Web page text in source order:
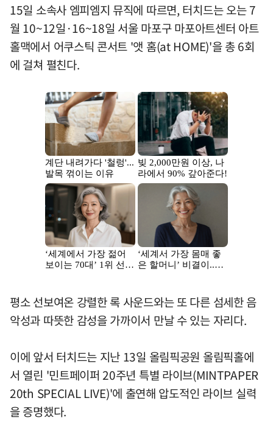
15일 소속사 엠피엠지 뮤직에 따르면, 터치드는 오는 7
월 10~12일·16~18일 서울 마포구 마포아트센터 아트
홀맥에서 어쿠스틱 콘서트 '앳 홈(at HOME)'을 총 6회
에 걸쳐 펼친다.
평소 선보여온 강렬한 록 사운드와는 또 다른 섬세한 음
악성과 따뜻한 감성을 가까이서 만날 수 있는 자리다.
이에 앞서 터치드는 지난 13일 올림픽공원 올림픽홀에
서 열린 '민트페이퍼 20주년 특별 라이브(MINTPAPER
20th SPECIAL LIVE)'에 출연해 압도적인 라이브 실력
을 증명했다.